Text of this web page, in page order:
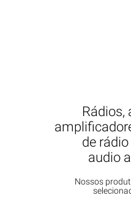
Rádios,
de
audio
Nossos